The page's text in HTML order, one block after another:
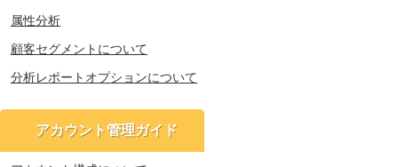
属性分析
顧客セグメントについて
分析レポートオプションについて
アカウント管理ガイド